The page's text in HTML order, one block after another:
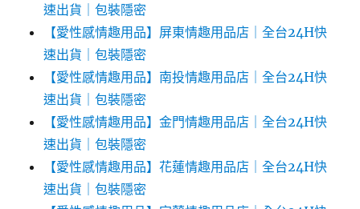
速出貨｜包裝隱密
【愛性感情趣用品】屏東情趣用品店｜全台24H快
速出貨｜包裝隱密
【愛性感情趣用品】南投情趣用品店｜全台24H快
速出貨｜包裝隱密
【愛性感情趣用品】金門情趣用品店｜全台24H快
速出貨｜包裝隱密
【愛性感情趣用品】花蓮情趣用品店｜全台24H快
速出貨｜包裝隱密